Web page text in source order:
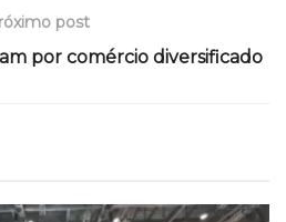
post
por comércio diversificado